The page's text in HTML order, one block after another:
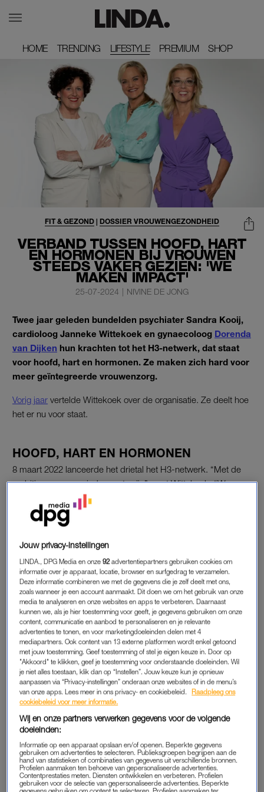
HOME
HOME TRENDING
TRENDING LIFESTYLE PREMIUM
PREMIUM SHOP
SHOP
VERBAND TUSSEN HOOFD, HART
EN HORMONEN BIJ VROUWEN
STEEDS VAKER GEZIEN: 'WE
MAKEN IMPACT'
FIT & GEZOND | DOSSIER VROUWENGEZONDHEID
25-07-2024 | NIVINE DE JONG
Twee jaar geleden bundelden psychiater Sandra Kooij,
cardioloog Janneke Wittekoek en gynaecoloog Dorenda
van Dijken hun krachten tot het H3-netwerk, dat staat
voor hoofd, hart en hormonen. Ze maken zich hard voor
meer geïntegreerde vrouwenzorg.
Vorig jaar vertelde Wittekoek over de organisatie. Ze deelt hoe
het er nu voor staat.
HOOFD, HART EN HORMONEN
8 maart 2022 lanceerde het drietal het H3-netwerk. “Met de
ambitie om er voor iedereen te zijn”, zegt Wittekoek. “We
voelden aan de ene kant de behoefte om informatie te geven
aan ervaringsdeskundigen en aan de andere kant de ambitie
om een professioneel netwerk op te zetten.”
Hoe het daarmee gaat? “Het opzetten van een goed
professioneel netwerk is in volle gang, dus daar gaat nu onze
focus naar uit. De samenwerking tussen cardiologie,
gynaecologen, huisartsen en psychiaters is heel belangrijk. Ik
merk dat daarbij de huisarts de belangrijkste schakel is, die
kan vrouwen doorverwijzen naar beroepsgroepen. Op de
website staat een netwerkkaart met punten waar je kunt zien
welke psychiaters, huisartsen, gynaecologen, cardiologen en
andere beroepsgroepen die bij ons betrokken zijn en affiniteit
hebben met H3. Helaas zie ik dat mijn eigen beroepsgroep
nog achterloopt.”
CARDIOLOGIE
Wittekoek licht toe: “De kennis over het steeds sterkere
verband tussen hoofd, hart en hormonen is relatief nieuw. Ik
zie dat cardiologen nog niet altijd oog hebben voor zaken zoals
Jouw privacy-instellingen
LINDA., DPG Media en onze92 advertentiepartners gebruiken cookies om
informatie over je apparaat, locatie, browser en surfgedrag te verzamelen.
Deze informatie combineren we met de gegevens die je zelf deelt met ons,
zoals wanneer je een account aanmaakt. Dit doen we om het gebruik van onze
media te analyseren en onze websites en apps te verbeteren. Daarnaast
kunnen we, als je hier toestemming voor geeft, je gegevens gebruiken om onze
content, communicatie en aanbod te personaliseren en je relevante
advertenties te tonen, en voor marketingdoeleinden delen met 4
mediapartners. Ook content van 13 externe platformen wordt enkel getoond
met jouw toestemming. Geef toestemming of stel je eigen keuze in. Door op
"Akkoord" te klikken, geef je toestemming voor onderstaande doeleinden. Wil
je niet alles toestaan, klik dan op “Instellen”. Jouw keuze kun je opnieuw
aanpassen via “Privacy-instellingen” onderaan onze websites of in de menu’s
van onze apps. Lees meer in ons privacy- en cookiebeleid.
Raadpleeg ons
cookiebeleid voor meer informatie.
Wij en onze partners verwerken gegevens voor de volgende
doeleinden:
Informatie op een apparaat opslaan en/of openen. Beperkte gegevens
gebruiken om advertenties te selecteren. Publieksgroepen begrijpen aan de
hand van statistieken of combinaties van gegevens uit verschillende bronnen.
Profielen aanmaken ten behoeve van gepersonaliseerde advertenties.
Contentprestaties meten. Diensten ontwikkelen en verbeteren. Profielen
gebruiken voor de selectie van gepersonaliseerde advertenties. Beperkte